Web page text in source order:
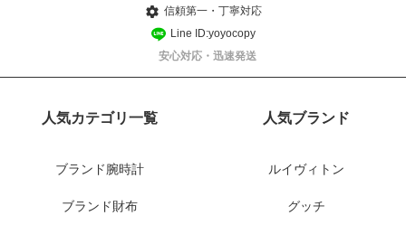
信頼第一・丁寧対応
Line ID:yoyocopy
安心対応・迅速発送
人気カテゴリ一覧
ブランド腕時計
ブランド財布
人気ブランド
ルイヴィトン
グッチ